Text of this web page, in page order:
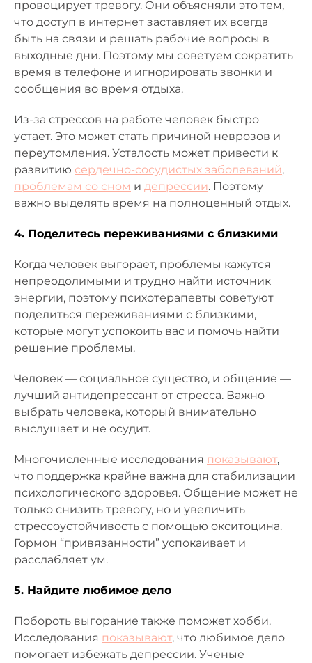
провоцирует тревогу. Они объясняли это тем,
что доступ в интернет заставляет их всегда
быть на связи и решать рабочие вопросы в
выходные дни. Поэтому мы советуем сократить
время в телефоне и игнорировать звонки и
сообщения во время отдыха.
Из-за стрессов на работе человек быстро
устает. Это может стать причиной неврозов и
переутомления. Усталость может привести к
развитию сердечно-сосудистых заболеваний,
проблемам со сном и депрессии. Поэтому
важно выделять время на полноценный отдых.
4. Поделитесь переживаниями с близкими
Когда человек выгорает, проблемы кажутся
непреодолимыми и трудно найти источник
энергии, поэтому психотерапевты советуют
поделиться переживаниями с близкими,
которые могут успокоить вас и помочь найти
решение проблемы.
Человек — социальное существо, и общение —
лучший антидепрессант от стресса. Важно
выбрать человека, который внимательно
выслушает и не осудит.
Многочисленные исследования показывают,
что поддержка крайне важна для стабилизации
психологического здоровья. Общение может не
только снизить тревогу, но и увеличить
стрессоустойчивость с помощью окситоцина.
Гормон “привязанности” успокаивает и
расслабляет ум.
5. Найдите любимое дело
Побороть выгорание также поможет хобби.
Исследования показывают, что любимое дело
помогает избежать депрессии. Ученые